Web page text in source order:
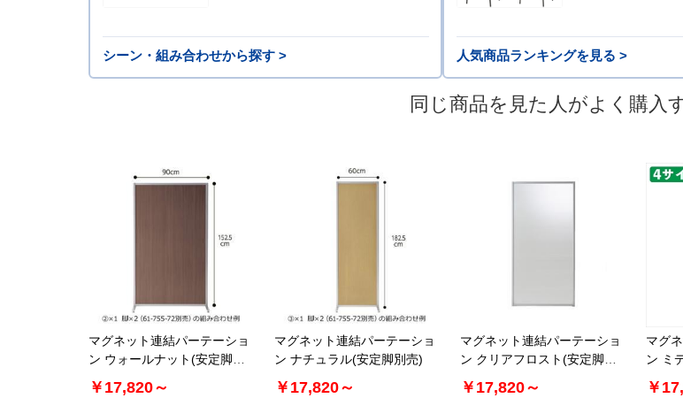
シーン・組み合わせから探す > 人気商品ランキングを見る >
同じ商品を見た人がよく購入
マグネット連結パーテーショ
ン ウォールナット(安定脚別
売)
￥17,820～
マグネット連結パーテーショ
ン ナチュラル(安定脚別売)
￥17,820～
マグネット連結パーテーショ
ン クリアフロスト(安定脚別
売)
￥17,820～
マグ
ン ミ
別売)
￥